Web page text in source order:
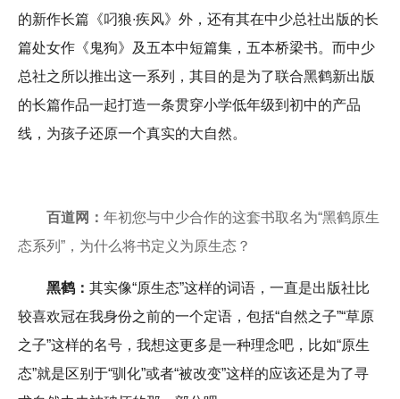
的新作长篇《叼狼∙疾风》外，还有其在中少总社出版的长
篇处女作《鬼狗》及五本中短篇集，五本桥梁书。而中少
总社之所以推出这一系列，其目的是为了联合黑鹤新出版
的长篇作品一起打造一条贯穿小学低年级到初中的产品
线，为孩子还原一个真实的大自然。
百道网： 年初您与中少合作的这套书取名为“黑鹤原生
态系列”，为什么将书定义为原生态？
黑鹤： 其实像“原生态”这样的词语，一直是出版社比
较喜欢冠在我身份之前的一个定语，包括“自然之子”“草原
之子”这样的名号，我想这更多是一种理念吧，比如“原生
态”就是区别于“驯化”或者“被改变”这样的应该还是为了寻